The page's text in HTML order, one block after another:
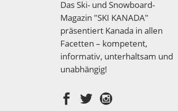
Das Ski- und Snowboard-
Magazin "SKI KANADA"
präsentiert Kanada in allen
Facetten – kompetent,
informativ, unterhaltsam und
unabhängig!